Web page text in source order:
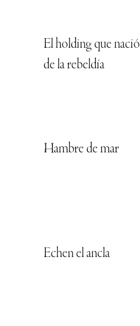
El holding que nació
de la rebeldía
Hambre de mar
Echen el ancla